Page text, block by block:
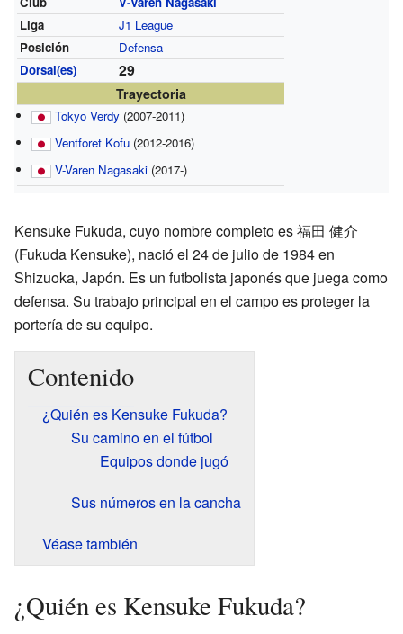
Liga
J1 League
Posición
Defensa
Dorsal(es)
29
Trayectoria
Tokyo Verdy (2007-2011)
Ventforet Kofu (2012-2016)
V-Varen Nagasaki (2017-)
Kensuke Fukuda, cuyo nombre completo es 福田 健介
(Fukuda Kensuke), nació el 24 de julio de 1984 en
Shizuoka, Japón. Es un futbolista japonés que juega como
defensa. Su trabajo principal en el campo es proteger la
portería de su equipo.
Contenido
¿Quién es Kensuke Fukuda?
Su camino en el fútbol
Equipos donde jugó
Sus números en la cancha
Véase también
¿Quién es Kensuke Fukuda?